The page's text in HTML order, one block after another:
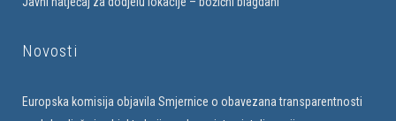
Novosti
Europska komisija objavila Smjernice o obavezana transparentnosti